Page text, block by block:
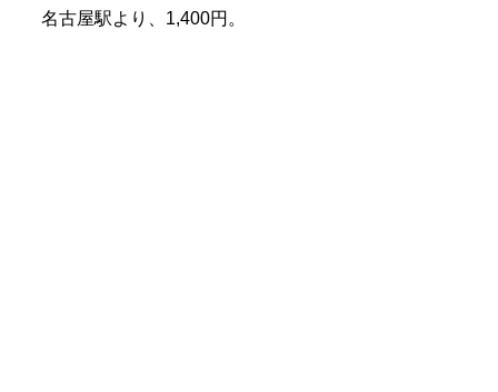
名古屋駅より、1,400円。